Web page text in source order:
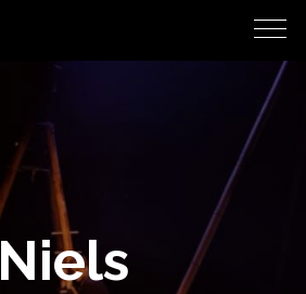
Niels